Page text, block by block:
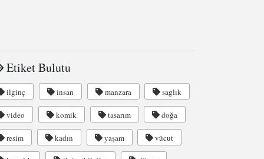
Etiket Bulutu
ilginç insan manzara saglık
video komik tasarım doğa
resim kadın yaşam vücut